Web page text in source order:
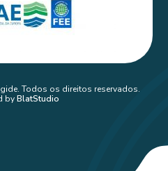
Todos os direitos reservados.
byBlatStudio